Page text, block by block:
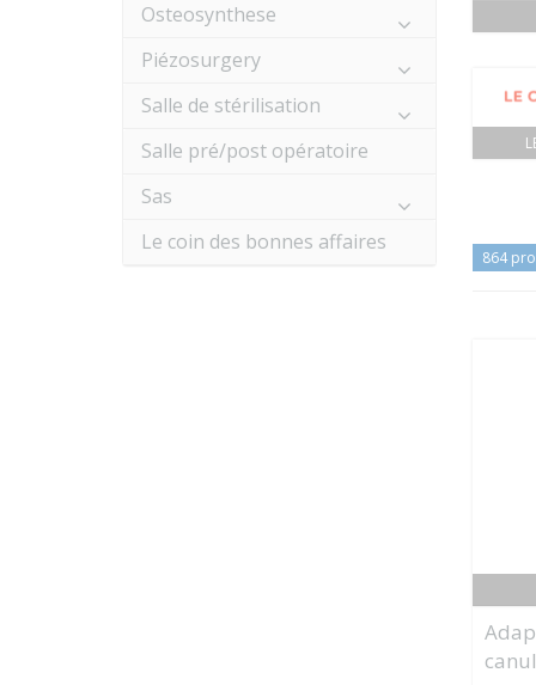
Osteosynthese
Piézosurgery
Salle de stérilisation
Salle pré/post opératoire
Sas
Le coin des bonnes affaires
864